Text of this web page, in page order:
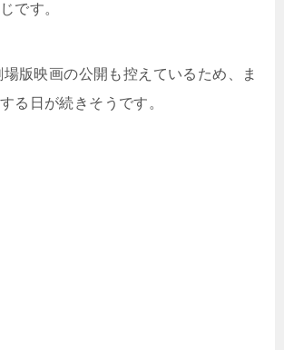
です。
版映画の公開も控えているため、ま
る日が続きそうです。